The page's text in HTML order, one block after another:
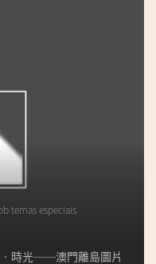
temas especiais
‧時光──澳門離島圖片